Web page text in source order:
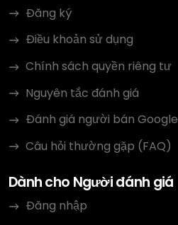
Đăng ký
Điều khoản sử dụng
Chính sách quyền riêng tư
Nguyên tắc đánh giá
Đánh giá người bán Google
Câu hỏi thường gặp (FAQ)
Dành cho Người đánh giá
Đăng nhập